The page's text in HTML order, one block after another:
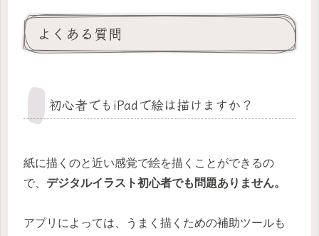
よくある質問
初心者でもiPadで絵は描けますか？
紙に描くのと近い感覚で絵を描くことができるの
で、 デジタルイラスト初心者でも問題ありません。
アプリによっては、うまく描くための補助ツールも